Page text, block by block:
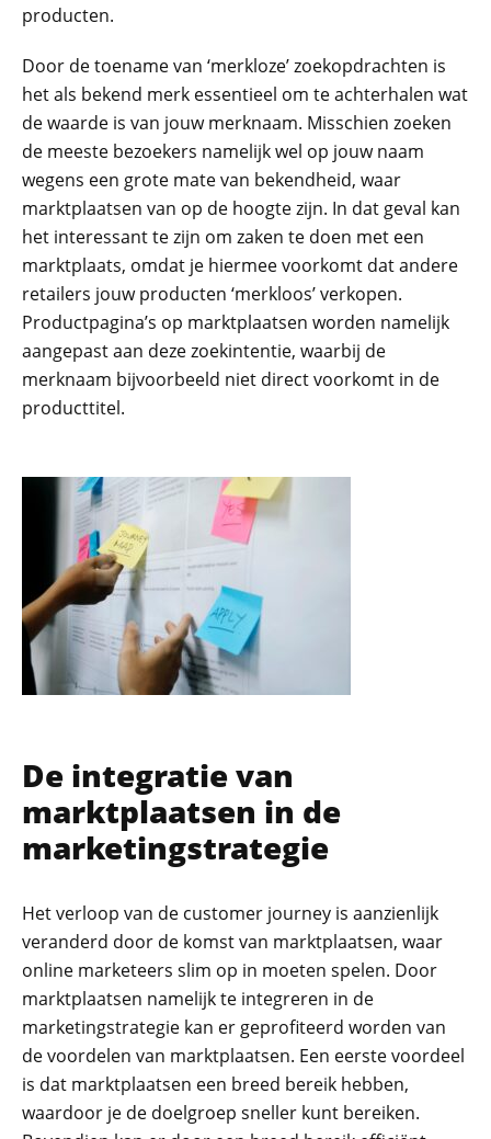
producten.
Door de toename van ‘merkloze’ zoekopdrachten is
het als bekend merk essentieel om te achterhalen wat
de waarde is van jouw merknaam. Misschien zoeken
de meeste bezoekers namelijk wel op jouw naam
wegens een grote mate van bekendheid, waar
marktplaatsen van op de hoogte zijn. In dat geval kan
het interessant te zijn om zaken te doen met een
marktplaats, omdat je hiermee voorkomt dat andere
retailers jouw producten ‘merkloos’ verkopen.
Productpagina’s op marktplaatsen worden namelijk
aangepast aan deze zoekintentie, waarbij de
merknaam bijvoorbeeld niet direct voorkomt in de
producttitel.
De integratie van
marktplaatsen in de
marketingstrategie
Het verloop van de customer journey is aanzienlijk
veranderd door de komst van marktplaatsen, waar
online marketeers slim op in moeten spelen. Door
marktplaatsen namelijk te integreren in de
marketingstrategie kan er geprofiteerd worden van
de voordelen van marktplaatsen. Een eerste voordeel
is dat marktplaatsen een breed bereik hebben,
waardoor je de doelgroep sneller kunt bereiken.